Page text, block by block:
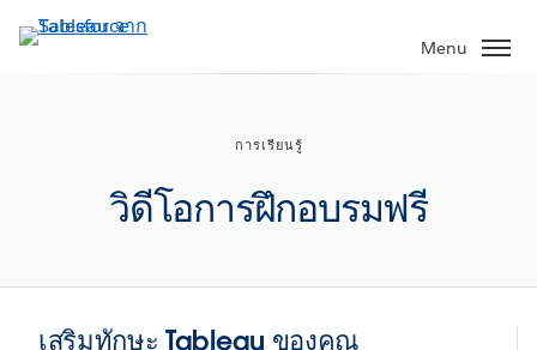
ไป
Menu
การเรียนรู้
วิดีโอการฝึกอบรมฟรี
เสริมทักษะ Tableau ของคุณ